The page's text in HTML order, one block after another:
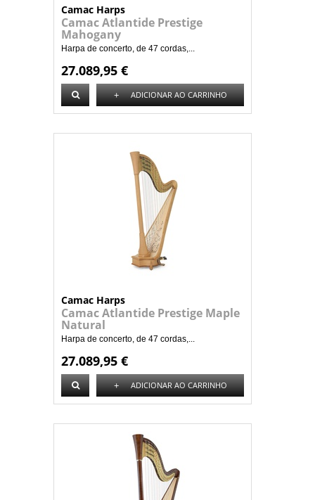
Camac Harps
Camac Atlantide Prestige
Mahogany
Harpa de concerto, de 47 cordas,...
27.089,95 €
+ ADICIONAR AO CARRINHO
Camac Harps
Camac Atlantide Prestige Maple
Natural
Harpa de concerto, de 47 cordas,...
27.089,95 €
+ ADICIONAR AO CARRINHO